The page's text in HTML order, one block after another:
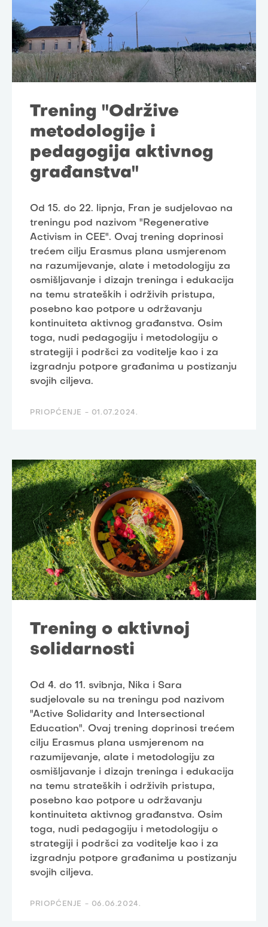
Trening "Održive
metodologije i
pedagogija aktivnog
građanstva"
Od 15. do 22. lipnja, Fran je sudjelovao na
treningu pod nazivom "Regenerative
Activism in CEE". Ovaj trening doprinosi
trećem cilju Erasmus plana usmjerenom
na razumijevanje, alate i metodologiju za
osmišljavanje i dizajn treninga i edukacija
na temu strateških i održivih pristupa,
posebno kao potpore u održavanju
kontinuiteta aktivnog građanstva. Osim
toga, nudi pedagogiju i metodologiju o
strategiji i podršci za voditelje kao i za
izgradnju potpore građanima u postizanju
svojih ciljeva.
PRIOPĆENJE - 01.07.2024.
Trening o aktivnoj
solidarnosti
Od 4. do 11. svibnja, Nika i Sara
sudjelovale su na treningu pod nazivom
"Active Solidarity and Intersectional
Education". Ovaj trening doprinosi trećem
cilju Erasmus plana usmjerenom na
razumijevanje, alate i metodologiju za
osmišljavanje i dizajn treninga i edukacija
na temu strateških i održivih pristupa,
posebno kao potpore u održavanju
kontinuiteta aktivnog građanstva. Osim
toga, nudi pedagogiju i metodologiju o
strategiji i podršci za voditelje kao i za
izgradnju potpore građanima u postizanju
svojih ciljeva.
PRIOPĆENJE - 06.06.2024.